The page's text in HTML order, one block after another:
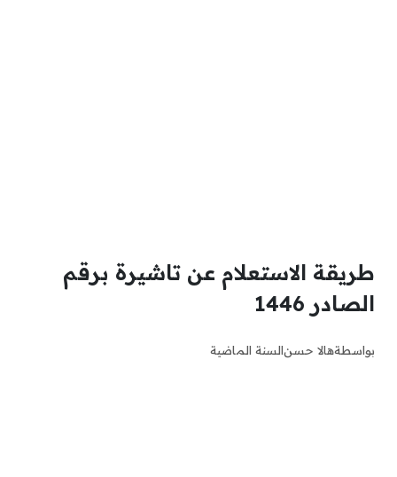
طريقة الاستعلام عن تاشيرة برقم
الصادر 1446
بواسطةهالا حسنالسنة الماضية